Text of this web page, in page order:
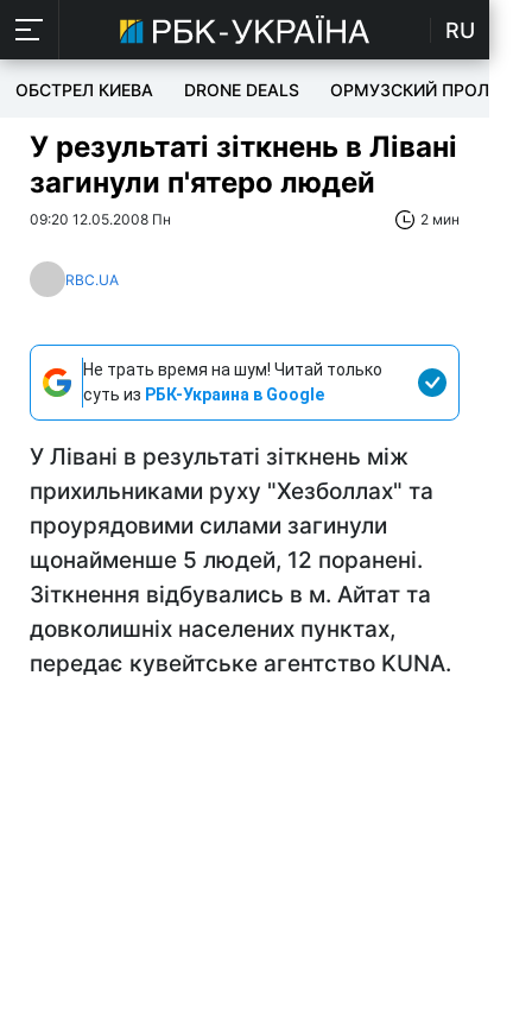
RU
ОБСТРЕЛ КИЕВА DRONE DEALS ОРМУЗСКИЙ ПРОЛИВ
У результаті зіткнень в Лівані
загинули п'ятеро людей
09:20 12.05.2008 Пн 2 мин
RBC.UA
Не трать время на шум! Читай только
суть из РБК-Украина в Google
У Лівані в результаті зіткнень між
прихильниками руху "Хезболлах" та
проурядовими силами загинули
щонайменше 5 людей, 12 поранені.
Зіткнення відбувались в м. Айтат та
довколишніх населених пунктах,
передає кувейтське агентство KUNA.